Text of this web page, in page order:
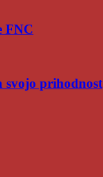
FNC
svojo prihodnost